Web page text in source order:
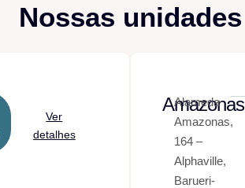
Nossas unidades
Ver
detalhes
Amazonas
Alameda
Amazonas,
164 –
Alphaville,
Barueri-